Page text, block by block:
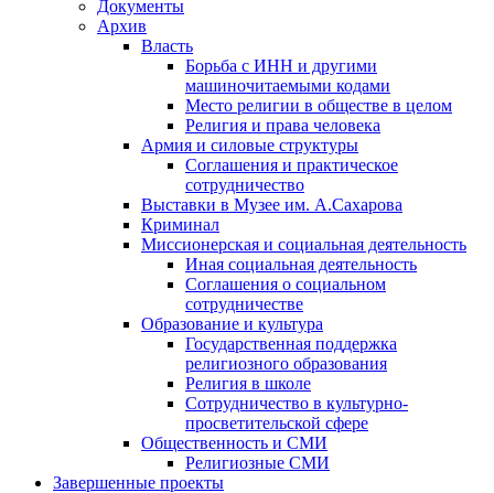
Документы
Архив
Власть
Борьба с ИНН и другими
машиночитаемыми кодами
Место религии в обществе в целом
Религия и права человека
Армия и силовые структуры
Соглашения и практическое
сотрудничество
Выставки в Музее им. А.Сахарова
Криминал
Миссионерская и социальная деятельность
Иная социальная деятельность
Соглашения о социальном
сотрудничестве
Образование и культура
Государственная поддержка
религиозного образования
Религия в школе
Сотрудничество в культурно-
просветительской сфере
Общественность и СМИ
Религиозные СМИ
Завершенные проекты